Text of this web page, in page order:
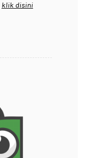
klik disini